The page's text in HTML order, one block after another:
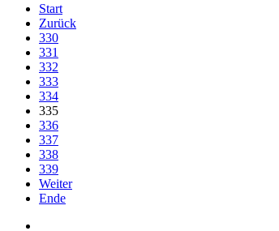
Start
Zurück
330
331
332
333
334
335
336
337
338
339
Weiter
Ende